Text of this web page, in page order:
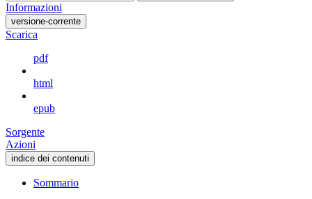
Informazioni
versione-corrente
Scarica
pdf
html
epub
Sorgente
Azioni
indice dei contenuti
Sommario